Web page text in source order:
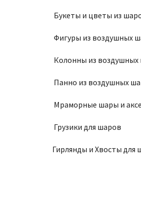
Букеты и цветы из
Фигуры из воздушных
Колонны из воздушных
Панно из воздушных
Мраморные шары и
Грузики для шаров
Гирлянды и Хвосты для